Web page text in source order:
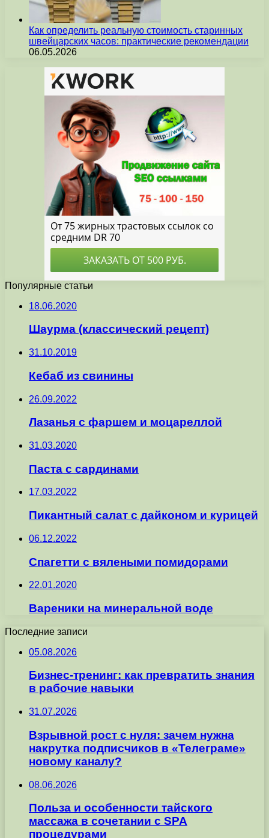
Как определить реальную стоимость старинных
швейцарских часов: практические рекомендации
06.05.2026
Популярные статьи
18.06.2020
Шаурма (классический рецепт)
31.10.2019
Кебаб из свинины
26.09.2022
Лазанья с фаршем и моцареллой
31.03.2020
Паста с сардинами
17.03.2022
Пикантный салат с дайконом и курицей
06.12.2022
Спагетти с вялеными помидорами
22.01.2020
Вареники на минеральной воде
Последние записи
05.08.2026
Бизнес-тренинг: как превратить знания
в рабочие навыки
31.07.2026
Взрывной рост с нуля: зачем нужна
накрутка подписчиков в «Телеграме»
новому каналу?
08.06.2026
Польза и особенности тайского
массажа в сочетании с SPA
процедурами